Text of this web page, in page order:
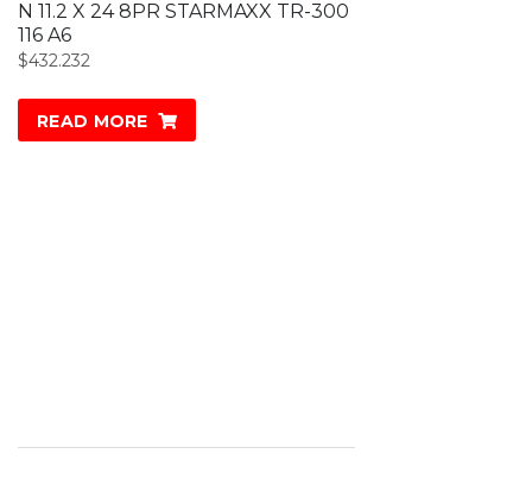
N 11.2 X 24 8PR STARMAXX TR-300
116 A6
$432.232
READ MORE